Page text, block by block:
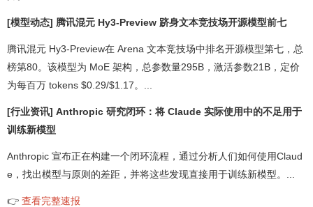
[模型动态] 腾讯混元 Hy3-Preview 跻身文本竞技场开源模型前七
腾讯混元 Hy3-Preview在 Arena 文本竞技场中排名开源模型第七，总
榜第80。该模型为 MoE 架构，总参数量295B，激活参数21B，定价
为每百万 tokens $0.29/$1.17。...
[行业资讯] Anthropic 研究闭环：将 Claude 实际使用中的不足用于
训练新模型
Anthropic 宣布正在构建一个闭环流程，通过分析人们如何使用Claud
e，找出模型与原则的差距，并将这些发现直接用于训练新模型。...
👉 查看完整速报